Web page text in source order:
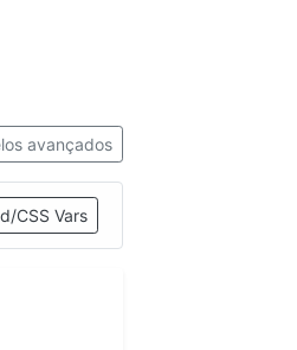
avançados
CSS Vars